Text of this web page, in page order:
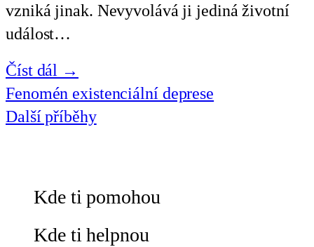
vzniká jinak. Nevyvolává ji jediná životní
událost…
Číst dál →
Fenomén existenciální deprese
Další příběhy
Kde ti pomohou
Kde ti helpnou